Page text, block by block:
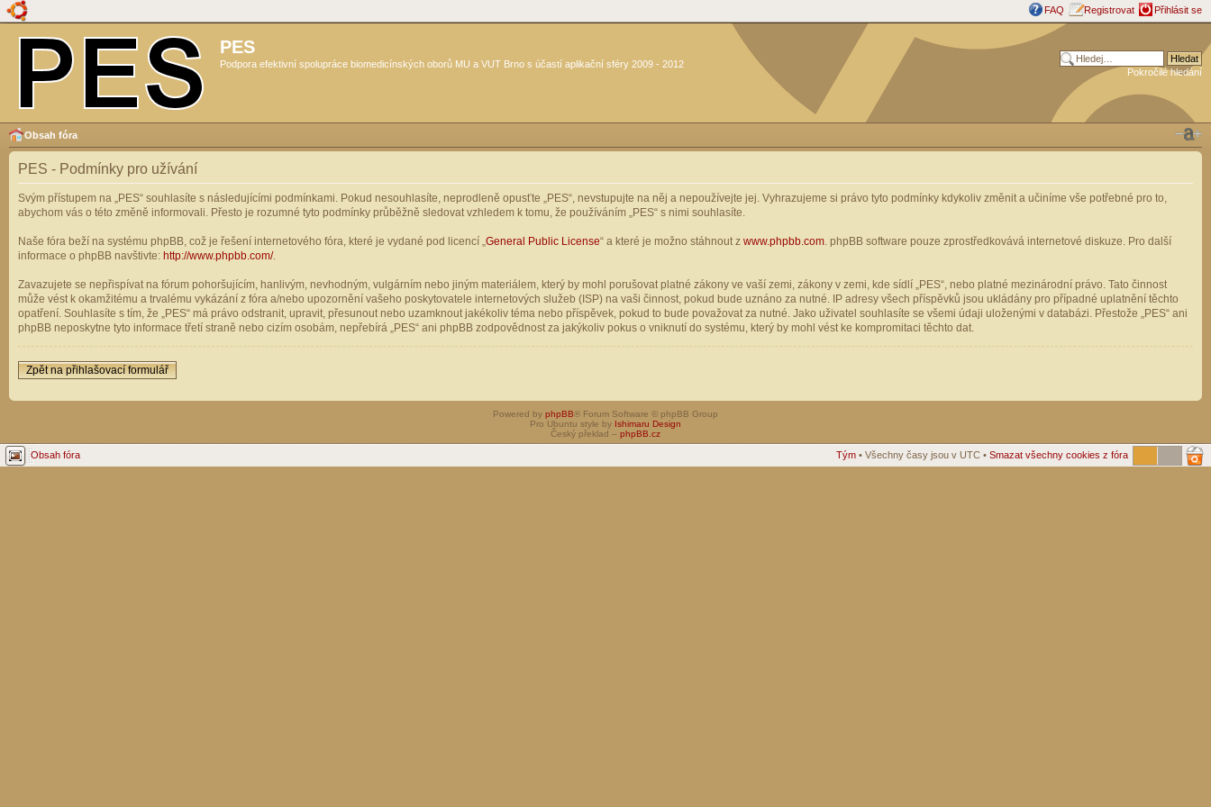
FAQ Registrovat Přihlásit se
PES
Podpora efektivní spolupráce biomedicínských oborů MU a VUT Brno s účastí aplikační sféry 2009 - 2012
Pokročilé hledání
Obsah fóra
PES - Podmínky pro užívání
Svým přístupem na „PES“ souhlasíte s následujícími podmínkami. Pokud nesouhlasíte, neprodleně opusťte „PES“, nevstupujte na něj a nepoužívejte jej. Vyhrazujeme si právo tyto podmínky kdykoliv změnit a učiníme vše potřebné pro to,
abychom vás o této změně informovali. Přesto je rozumné tyto podmínky průběžně sledovat vzhledem k tomu, že používáním „PES“ s nimi souhlasíte.
Naše fóra beží na systému phpBB, což je řešení internetového fóra, které je vydané pod licencí „General Public License“ a které je možno stáhnout z www.phpbb.com. phpBB software pouze zprostředkovává internetové diskuze. Pro další
informace o phpBB navštivte: http://www.phpbb.com/.
Zavazujete se nepřispívat na fórum pohoršujícím, hanlivým, nevhodným, vulgárním nebo jiným materiálem, který by mohl porušovat platné zákony ve vaší zemi, zákony v zemi, kde sídlí „PES“, nebo platné mezinárodní právo. Tato činnost
může vést k okamžitému a trvalému vykázání z fóra a/nebo upozornění vašeho poskytovatele internetových služeb (ISP) na vaši činnost, pokud bude uznáno za nutné. IP adresy všech příspěvků jsou ukládány pro případné uplatnění těchto
opatření. Souhlasíte s tím, že „PES“ má právo odstranit, upravit, přesunout nebo uzamknout jakékoliv téma nebo příspěvek, pokud to bude považovat za nutné. Jako uživatel souhlasíte se všemi údaji uloženými v databázi. Přestože „PES“ ani
phpBB neposkytne tyto informace třetí straně nebo cizím osobám, nepřebírá „PES“ ani phpBB zodpovědnost za jakýkoliv pokus o vniknutí do systému, který by mohl vést ke kompromitaci těchto dat.
Zpět na přihlašovací formulář
Powered by phpBB® Forum Software © phpBB Group
Pro Ubuntu style by Ishimaru Design
Český překlad – phpBB.cz
Obsah fóra Tým • Všechny časy jsou v UTC • Smazat všechny cookies z fóra